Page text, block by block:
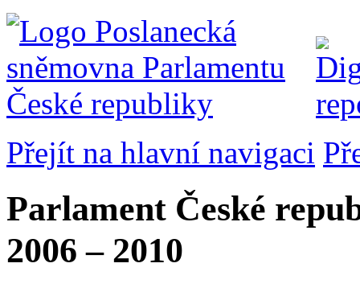
Přejít na hlavní navigaci
Parlament České
2006 – 2010